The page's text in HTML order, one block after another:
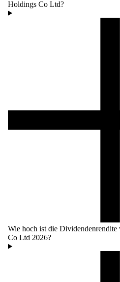
Holdings Co Ltd?
Wie hoch ist die
Co Ltd 2026?